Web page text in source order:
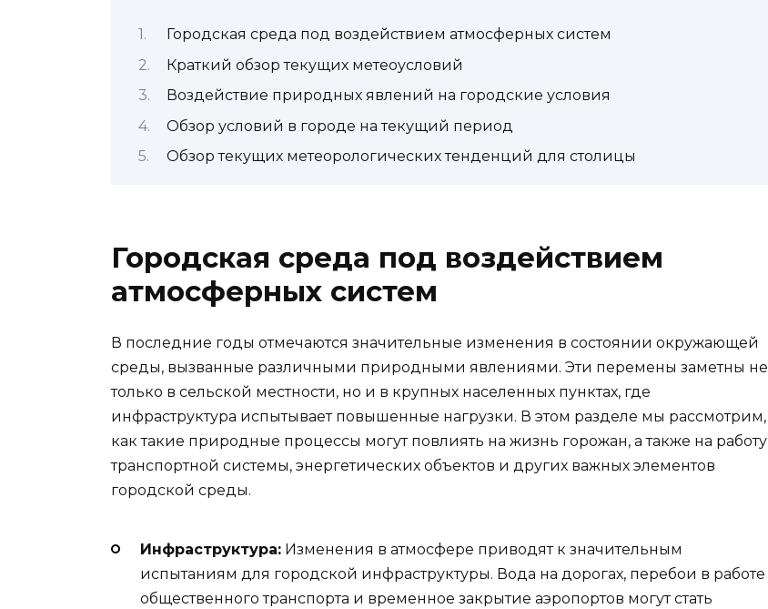
Городская среда под воздействием атмосферных систем
Краткий обзор текущих метеоусловий
Воздействие природных явлений на городские условия
Обзор условий в городе на текущий период
Обзор текущих метеорологических тенденций для столицы
Городская среда под воздействием
атмосферных систем
В последние годы отмечаются значительные изменения в состоянии окружающей
среды, вызванные различными природными явлениями. Эти перемены заметны не
только в сельской местности, но и в крупных населенных пунктах, где
инфраструктура испытывает повышенные нагрузки. В этом разделе мы рассмотрим,
как такие природные процессы могут повлиять на жизнь горожан, а также на работу
транспортной системы, энергетических объектов и других важных элементов
городской среды.
Инфраструктура: Изменения в атмосфере приводят к значительным
испытаниям для городской инфраструктуры. Вода на дорогах, перебои в работе
общественного транспорта и временное закрытие аэропортов могут стать